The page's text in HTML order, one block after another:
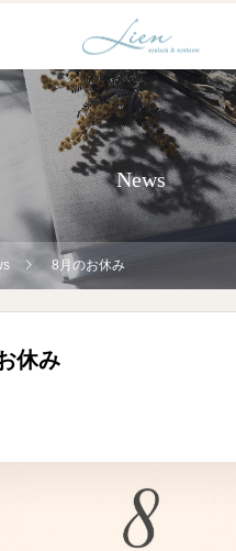
News
8月のお休み
休み